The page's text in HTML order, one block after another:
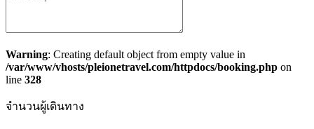
Warning: Creating default object from empty value in
/var/www/vhosts/pleionetravel.com/httpdocs/booking.php on
line 328
จำนวนผู้เดินทาง